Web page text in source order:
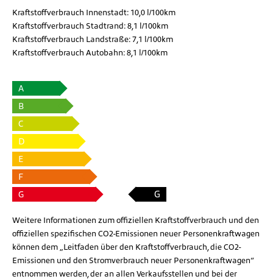
Kraftstoffverbrauch Innenstadt: 10,0 l/100km
Kraftstoffverbrauch Stadtrand: 8,1 l/100km
Kraftstoffverbrauch Landstraße: 7,1 l/100km
Kraftstoffverbrauch Autobahn: 8,1 l/100km
A
B
C
D
E
F
G
G
Weitere Informationen zum offiziellen Kraftstoffverbrauch und den
offiziellen spezifischen CO2-Emissionen neuer Personenkraftwagen
können dem „Leitfaden über den Kraftstoffverbrauch, die CO2-
Emissionen und den Stromverbrauch neuer Personenkraftwagen“
entnommen werden, der an allen Verkaufsstellen und bei der